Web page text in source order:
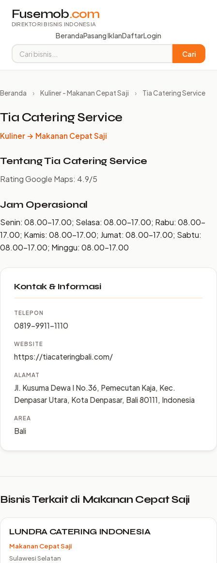
Fusemob.com
DIREKTORI BISNIS INDONESIA
BerandaPasang IklanDaftarLogin
Cari
Beranda › Kuliner - Makanan Cepat Saji › Tia Catering Service
Tia Catering Service
Kuliner → Makanan Cepat Saji
Tentang Tia Catering Service
Rating Google Maps: 4.9/5
Jam Operasional
Senin: 08.00–17.00; Selasa: 08.00–17.00; Rabu: 08.00–
17.00; Kamis: 08.00–17.00; Jumat: 08.00–17.00; Sabtu:
08.00–17.00; Minggu: 08.00–17.00
Kontak & Informasi
TELEPON
0819-9911-1110
WEBSITE
https://tiacateringbali.com/
ALAMAT
Jl. Kusuma Dewa I No.36, Pemecutan Kaja, Kec.
Denpasar Utara, Kota Denpasar, Bali 80111, Indonesia
AREA
Bali
Bisnis Terkait di Makanan Cepat Saji
LUNDRA CATERING INDONESIA
Makanan Cepat Saji
Sulawesi Selatan